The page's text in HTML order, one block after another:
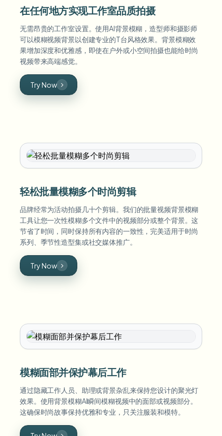
在任何地方实现工作室品质拍摄
无需昂贵的工作室设置。使用AI背景模糊，造型师和摄影师
可以模糊视频背景以创建专业的T台风格效果。背景模糊效
果增加深度和优雅感，即使在户外或小空间拍摄也能给时尚
视频带来高端感觉。
Try Now
轻松批量模糊多个时尚剪辑
品牌经常为活动拍摄几十个剪辑。我们的批量视频背景模糊
工具让您一次性模糊多个文件中的视频部分或整个背景。这
节省了时间，同时保持所有内容的一致性，完美适用于时尚
系列、季节性造型集或社交媒体推广。
Try Now
模糊面部并保护幕后工作
通过隐藏工作人员、助理或背景杂乱来保持您设计的聚光灯
效果。使用背景模糊AI瞬间模糊视频中的面部或视频部分。
这确保时尚故事保持优雅和专业，只关注服装和模特。